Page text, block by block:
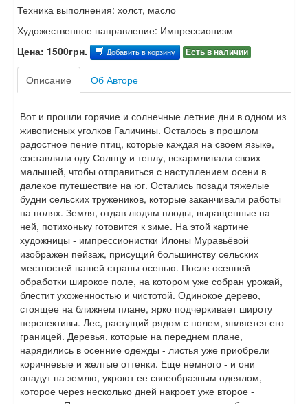
Техника выполнения: холст, масло
Художественное направление: Импрессионизм
Цена: 1500грн.
Добавить в корзину Есть в наличии
Описание Об Авторе
Вот и прошли горячие и солнечные летние дни в одном из
живописных уголков Галичины. Осталось в прошлом
радостное пение птиц, которые каждая на своем языке,
составляли оду Солнцу и теплу, вскармливали своих
малышей, чтобы отправиться с наступлением осени в
далекое путешествие на юг. Остались позади тяжелые
будни сельских тружеников, которые заканчивали работы
на полях. Земля, отдав людям плоды, выращенные на
ней, потихоньку готовится к зиме. На этой картине
художницы - импрессионистки Илоны Муравьёвой
изображен пейзаж, присущий большинству сельских
местностей нашей страны осенью. После осенней
обработки широкое поле, на котором уже собран урожай,
блестит ухоженностью и чистотой. Одинокое дерево,
стоящее на ближнем плане, ярко подчеркивает широту
перспективы. Лес, растущий рядом с полем, является его
границей. Деревья, которые на переднем плане,
нарядились в осенние одежды - листья уже приобрели
коричневые и желтые оттенки. Еще немного - и они
опадут на землю, укроют ее своеобразным одеялом,
которое через несколько дней накроет уже второе -